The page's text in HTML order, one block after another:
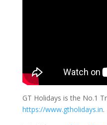
GT Holidays is the No.1
https://www.gtholidays.in.